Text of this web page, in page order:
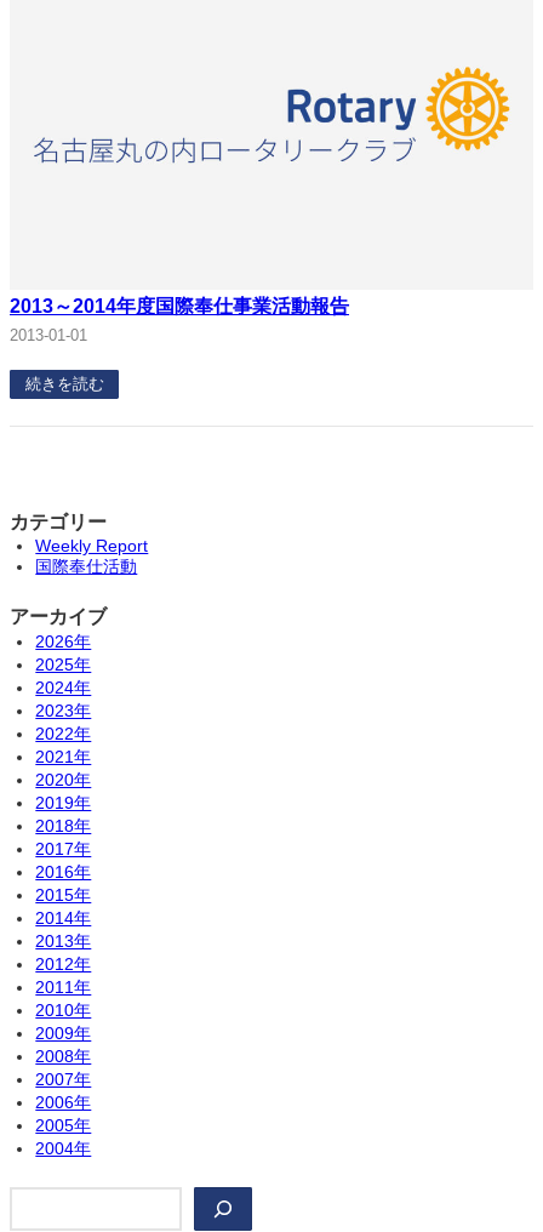
2013～2014年度国際奉仕事業活動報告
2013-01-01
続きを読む
カテゴリー
Weekly Report
国際奉仕活動
アーカイブ
2026年
2025年
2024年
2023年
2022年
2021年
2020年
2019年
2018年
2017年
2016年
2015年
2014年
2013年
2012年
2011年
2010年
2009年
2008年
2007年
2006年
2005年
2004年
検